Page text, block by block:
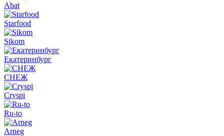
Abat
Starfood
Sikom
Екатеринбург
СНЕЖ
Cryspi
Ru-to
Arneg